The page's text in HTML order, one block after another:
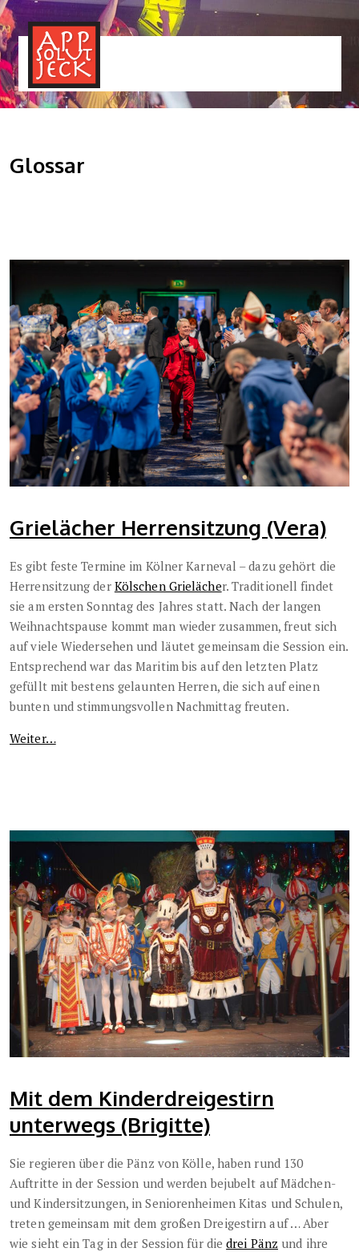
Glossar
Grielächer Herrensitzung (Vera)
Es gibt feste Termine im Kölner Karneval – dazu gehört die
Herrensitzung der Kölschen Grielächer. Traditionell findet
sie am ersten Sonntag des Jahres statt. Nach der langen
Weihnachtspause kommt man wieder zusammen, freut sich
auf viele Wiedersehen und läutet gemeinsam die Session ein.
Entsprechend war das Maritim bis auf den letzten Platz
gefüllt mit bestens gelaunten Herren, die sich auf einen
bunten und stimmungsvollen Nachmittag freuten.
Weiter…
Mit dem Kinderdreigestirn
unterwegs (Brigitte)
Sie regieren über die Pänz von Kölle, haben rund 130
Auftritte in der Session und werden bejubelt auf Mädchen-
und Kindersitzungen, in Seniorenheimen Kitas und Schulen,
treten gemeinsam mit dem großen Dreigestirn auf … Aber
wie sieht ein Tag in der Session für diedrei Pänz und ihre